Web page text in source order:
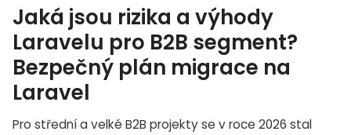
Jaká jsou rizika a výhody
Laravelu pro B2B segment?
Bezpečný plán migrace na
Laravel
Pro střední a velké B2B projekty se v roce 2026 stal